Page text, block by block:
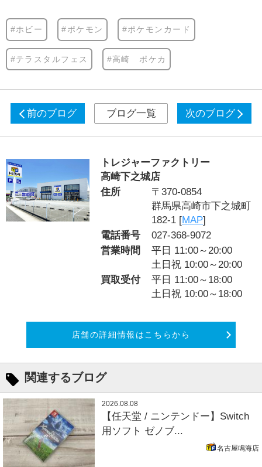
#ホビー #ポケモン #ポケモンカード
#テラスタルフェス #高崎 ポケカ
前のブログ ブログ一覧 次のブログ
トレジャーファクトリー
高崎下之城店
住所
〒370-0854
群馬県高崎市下之城町
182-1 [MAP]
電話番号
027-368-9072
営業時間
平日 11:00～20:00
土日祝 10:00～20:00
買取受付
平日 11:00～18:00
土日祝 10:00～18:00
店舗の詳細情報はこちらから
関連するブログ
2026.08.08
【任天堂 / ニンテンドー】Switch
用ソフト ゼノブ...
名古屋鳴海店